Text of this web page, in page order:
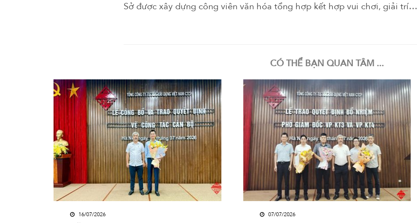
Sở được xây dựng công viên văn hóa tổng hợp kết hợp vui chơi, giải trí…
CÓ THỂ BẠN QUAN TÂM ...
16/07/2026 07/07/2026